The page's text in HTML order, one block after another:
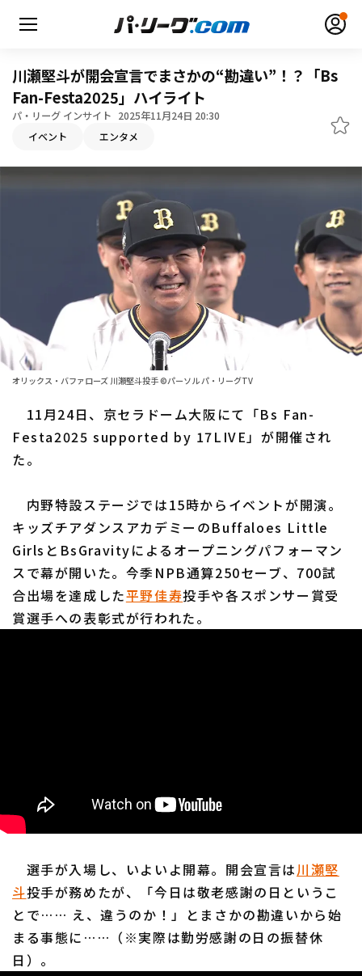
順位表･成績
1軍公式戦
ファーム東地区
ファーム西地区
選手名鑑
選手名鑑トップ
北海道日本ハムファイターズ
東北楽天ゴールデンイーグルス
千葉ロッテマリーンズ
オリックス・バファローズ
福岡ソフトバンクホークス
ニュース
設定
利用規約 プライバシーポリシー
運営会社（別ウィンドウで開く） よくある質問
特定商取引法の表示 アルバイト募集（別ウィンドウで開く
川瀬堅斗が開会宣言でまさかの“勘違い”！？「Bs
Fan-Festa2025」ハイライト
パ・リーグ インサイト 2025年11月24日 20:30
イベント エンタメ
オリックス・バファローズ 川瀬堅斗投手 ©パーソル パ・リーグTV
11月24日、京セラドーム大阪にて「Bs Fan-
Festa2025 supported by 17LIVE」が開催され
た。
内野特設ステージでは15時からイベントが開演。
キッズチアダンスアカデミーのBuffaloes Little
GirlsとBsGravityによるオープニングパフォーマン
スで幕が開いた。今季NPB通算250セーブ、700試
合出場を達成した平野佳寿投手や各スポンサー賞受
賞選手への表彰式が行われた。
選手が入場し、いよいよ開幕。開会宣言は川瀬堅
斗投手が務めたが、「今日は敬老感謝の日というこ
とで…… え、違うのか！」とまさかの勘違いから始
まる事態に……（※実際は勤労感謝の日の振替休
日）。